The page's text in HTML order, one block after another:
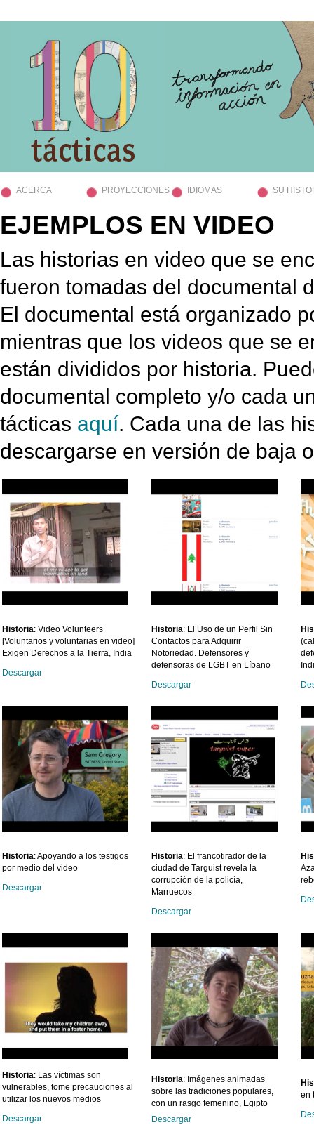
ACERCA PROYECCIONES IDIOMAS SU
EJEMPLOS EN VIDEO
Las historias en video que se
fueron tomadas del documental
El documental está organizado
mientras que los videos que se
están divididos por historia.
documental completo y/o cada
tácticas aquí. Cada una de las
descargarse en versión de baja
Historia: Video Volunteers
[Voluntarios y voluntarias en video]
Exigen Derechos a la Tierra, India
Descargar
Historia: El Uso de un Perfil Sin
Contactos para Adquirir
Notoriedad. Defensores y
defensoras de LGBT en Líbano
Descargar
Historia: Apoyando a los testigos
por medio del video
Descargar
Historia: El francotirador de la
ciudad de Targuist revela la
corrupción de la policía,
Marruecos
Descargar
Historia: Las víctimas son
vulnerables, tome precauciones al
utilizar los nuevos medios
Descargar
Historia: Imágenes animadas
sobre las tradiciones populares,
con un rasgo femenino, Egipto
Descargar
en